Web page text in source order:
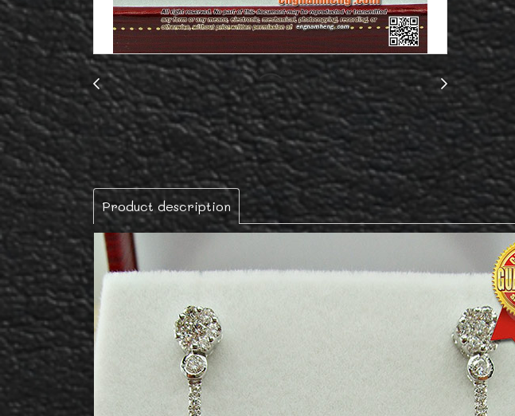
Product description